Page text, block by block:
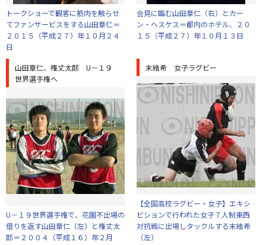
トークショーで観客に筋肉を触らせ
てファンサービスをする山田章仁＝
２０１５（平成２７）年１０月２４
日
会見に臨む山田章仁（右）とカー
ン・ヘスケス＝都内のホテル、２０
１５（平成２７）年１０月１３日
山田章仁、権丈太郎 U－１９
世界選手権へ
U－１９世界選手権で、花園不出場の
借りを返す山田章仁（左）と権丈太
郎＝２００４（平成１６）年２月
末結希 女子ラグビー
【全国高校ラグビー・女子】エキシ
ビションで行われた女子７人制東西
対抗戦に出場しタックルする末結希
（左）